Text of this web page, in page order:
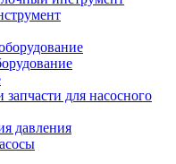
для насосного
давления